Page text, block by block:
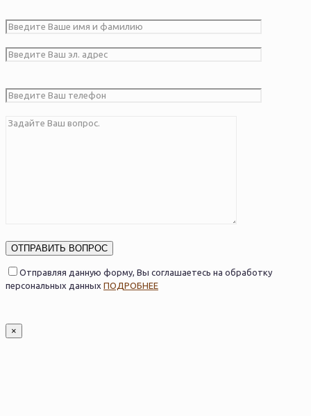
Отправляя данную форму, Вы соглашаетесь на обработку
персональных данных ПОДРОБНЕЕ
×